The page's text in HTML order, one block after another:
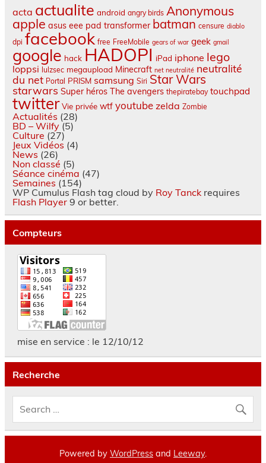
acta actualite android angry birds Anonymous
apple asus eee pad transformer batman censure diablo
dpi facebook free FreeMobile gears of war geek gmail
google hack HADOPI iPad iphone lego
loppsi lulzsec megaupload Minecraft net neutralité neutralité
du net Portal PRISM samsung Siri Star Wars
starwars Super héros The avengers thepiratebay touchpad
twitter Vie privée wtf youtube zelda Zombie
Actualités (28)
BD – Wilfy(5)
Culture (27)
Jeux Vidéos (4)
News (26)
Non classé (5)
Séance cinéma (47)
Semaines (154)
WP Cumulus Flash tag cloud by Roy Tanckrequires
Flash Player9 or better.
Compteurs
mise en service : le 12/10/12
Recherche
Powered by WordPress and Leeway.